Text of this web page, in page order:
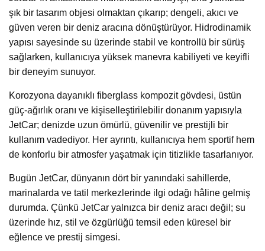
şık bir tasarım objesi olmaktan çıkarıp; dengeli, akıcı ve
güven veren bir deniz aracına dönüştürüyor. Hidrodinamik
yapısı sayesinde su üzerinde stabil ve kontrollü bir sürüş
sağlarken, kullanıcıya yüksek manevra kabiliyeti ve keyifli
bir deneyim sunuyor.
Korozyona dayanıklı fiberglass kompozit gövdesi, üstün
güç-ağırlık oranı ve kişiselleştirilebilir donanım yapısıyla
JetCar; denizde uzun ömürlü, güvenilir ve prestijli bir
kullanım vadediyor. Her ayrıntı, kullanıcıya hem sportif hem
de konforlu bir atmosfer yaşatmak için titizlikle tasarlanıyor.
Bugün JetCar, dünyanın dört bir yanındaki sahillerde,
marinalarda ve tatil merkezlerinde ilgi odağı hâline gelmiş
durumda. Çünkü JetCar yalnızca bir deniz aracı değil; su
üzerinde hız, stil ve özgürlüğü temsil eden küresel bir
eğlence ve prestij simgesi.